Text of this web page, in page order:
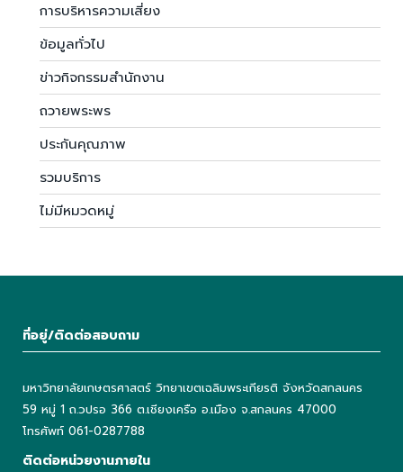
การบริหารความเสี่ยง
ข้อมูลทั่วไป
ข่าวกิจกรรมสำนักงาน
ถวายพระพร
ประกันคุณภาพ
รวมบริการ
ไม่มีหมวดหมู่
ที่อยู่/ติดต่อสอบถาม
มหาวิทยาลัยเกษตรศาสตร์ วิทยาเขตเฉลิมพระเกียรติ จังหวัดสกลนคร
59 หมู่ 1 ถ.วปรอ 366 ต.เชียงเครือ อ.เมือง จ.สกลนคร 47000
โทรศัพท์ 061-0287788
ติดต่อหน่วยงานภายใน